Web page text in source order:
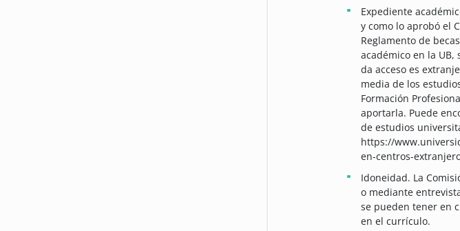
Expediente
y como lo aprobó el
Reglamento de
académico en la
da acceso es
media de los
Formación
aportarla. Puede
de estudios
https://
en-centros-
Idoneidad. La
o mediante
se pueden tener en
en el currículo.